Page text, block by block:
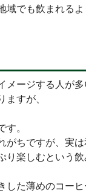
でも飲まれるよ
ージする人が
すが、
。
ちですが、実は
楽しむという飲
た薄めのコーヒ